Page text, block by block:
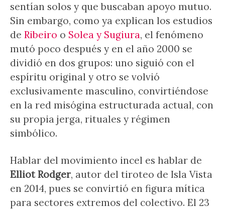
sentían solos y que buscaban apoyo mutuo.
Sin embargo, como ya explican los estudios
de Ribeiro o Solea y Sugiura, el fenómeno
mutó poco después y en el año 2000 se
dividió en dos grupos: uno siguió con el
espíritu original y otro se volvió
exclusivamente masculino, convirtiéndose
en la red misógina estructurada actual, con
su propia jerga, rituales y régimen
simbólico.
Hablar del movimiento incel es hablar de
Elliot Rodger, autor del tiroteo de Isla Vista
en 2014, pues se convirtió en figura mítica
para sectores extremos del colectivo. El 23